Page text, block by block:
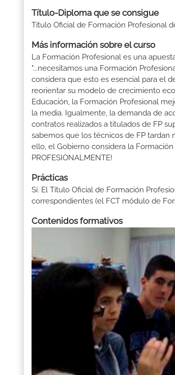
Título-Diploma que se consigue
Título Oficial de Formación Profesional
Más información sobre el curso
La Formación Profesional es una
"...necesitamos una Formación
considera que esto es esencial para el
reorientar su modelo de crecimiento
Educación, la Formación Profesional
la media. Igualmente, la demanda de
contratos realizados a titulados de FP
sabemos que los técnicos de FP
ello, el Gobierno considera la Formación
PROFESIONALMENTE!
Prácticas
Sí. El Título Oficial de Formación
correspondientes (el FCT módulo de
Contenidos formativos